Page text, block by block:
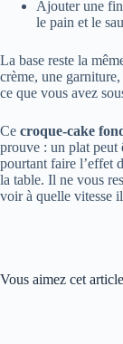
Ajouter une
le pain et le
La base reste la
crème, une
ce que vous avez
Ce croque-cake
prouve : un plat peut
pourtant faire l’effet
la table. Il ne vous
voir à quelle vitesse
Vous aimez cet